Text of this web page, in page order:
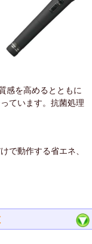
感を高めるとともに
ています。抗菌処理
で動作する省エネ、